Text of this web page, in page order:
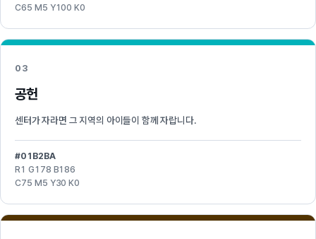
C65 M5 Y100 K0
03
공헌
센터가 자라면 그 지역의 아이들이 함께 자랍니다.
#01B2BA
R1 G178 B186
C75 M5 Y30 K0